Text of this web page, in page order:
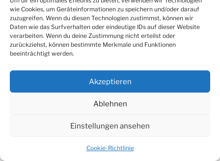
wie Cookies, um Geräteinformationen zu speichern und/oder darauf
zuzugreifen. Wenn du diesen Technologien zustimmst, können wir
Daten wie das Surfverhalten oder eindeutige IDs auf dieser Website
verarbeiten. Wenn du deine Zustimmung nicht erteilst oder
zurückziehst, können bestimmte Merkmale und Funktionen
beeinträchtigt werden.
Akzeptieren
Ablehnen
Einstellungen ansehen
Cookie-Richtlinie
selbst die Lösung kennt, oder jemanden kennt, der sie
kennt, oder jemanden….
10. My Place
Mit Sicherheit für mich das Schlüsselthema der
gelten für immer weniger Bereiche. Wissensarbeiter,
gerade im internationalen Kontext können theoretisch
immer und überall arbeiten. Das bedingt zum einen die
anderen eröffnet es aber auch ganz andere
bringen, dann zu arbeiten, wenn man kreativ ist, wenn